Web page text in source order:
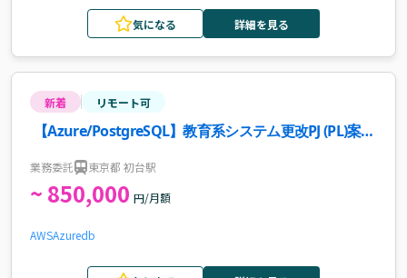
気になる 詳細を見る
新着 リモート可
【Azure/PostgreSQL】教育系システム更改PJ (PL)案
業務委託 東京都 初台駅
~ 850,000 円/月額
AWSAzuredb